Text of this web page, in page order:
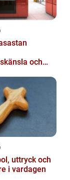
och
i vardagen